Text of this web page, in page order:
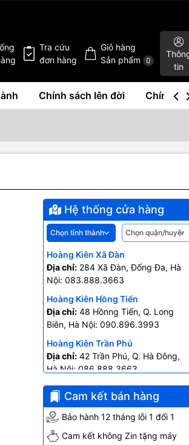
Tra cứu
đơn hàng
Giỏ hàng
Sản phẩm
0
tin
Chính sách lên đời Chính
Hệ thống cửa hàng
Hoàng Kiên Xã Đàn
Địa chỉ:284 Xã Đàn, Đống Đa, Hà
Nội: 083.888.3663
Hoàng Kiên Hồng Tiến
Địa chỉ:48 Hồnng Tiến, Q. Long
Biên, Hà Nội: 090.896.3993
Hoàng Kiên Trần Phú
Địa chỉ:42 Trần Phú, Q. Hà Đông,
Hà Nội: 086.888.3663
Hoàng Kiên Ngô Gia Tự
Địa chỉ:403 Ngô Gia Tự- P.2, Q.10
Hồ Chí Minh: 0707.678.707
Cam kết bán hàng
Bảo hành 12 tháng lỗi 1 đổi 1
Cam kết không Zin tặng máy
camera
chiếc